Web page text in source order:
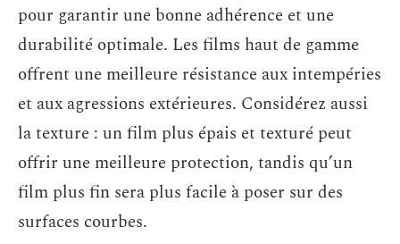
pour garantir une bonne adhérence et une
durabilité optimale. Les films haut de gamme
offrent une meilleure résistance aux intempéries
et aux agressions extérieures. Considérez aussi
la texture : un film plus épais et texturé peut
offrir une meilleure protection, tandis qu’un
film plus fin sera plus facile à poser sur des
surfaces courbes.